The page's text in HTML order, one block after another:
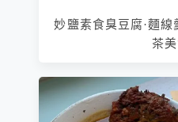
妙鹽素食臭豆腐·麵
茶美